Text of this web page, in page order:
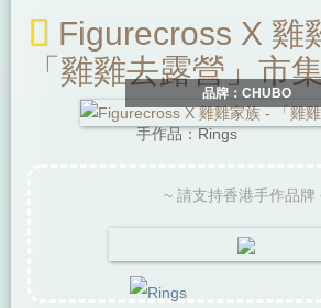
Figurecross X 雞
「雞雞去露營」市
~ 請支持香港手作品牌
品牌：CHUBO
手作品：Rings